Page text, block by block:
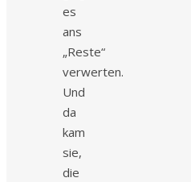
es
ans
„Reste“
verwerten.
Und
da
kam
sie,
die